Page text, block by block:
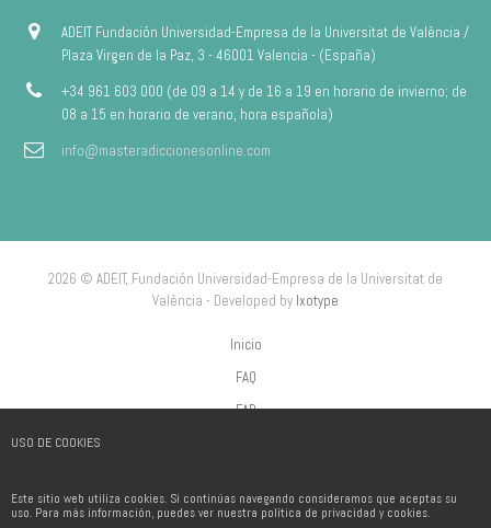
USO DE COOKIES
Este sitio web utiliza cookies. Si continúas navegando consideramos que aceptas su
uso. Para más información, puedes ver nuestra política de privacidad y cookies.
ADEIT Fundación Universidad-Empresa de la Universitat de València /
Plaza Virgen de la Paz, 3 - 46001 Valencia - (España)
+34 961 603 000 (de 09 a 14 y de 16 a 19 en horario de invierno; de
08 a 15 en horario de verano, hora española)
info@masteradiccionesonline.com
2026 © ADEIT, Fundación Universidad-Empresa de la Universitat de
València - Developed by Ixotype
Inicio
FAQ
FAP
Política de Cookies